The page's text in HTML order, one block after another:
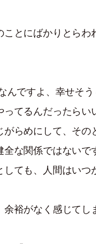
ことにばかりとら
んですよ、幸せそ
ってるんだったら
がらめにして、そ
全な関係ではない
しても、人間はい
余裕がなく感じてし